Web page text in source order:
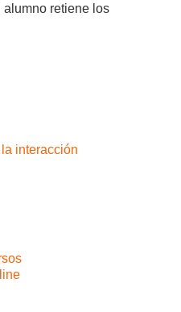
retiene los
interacción